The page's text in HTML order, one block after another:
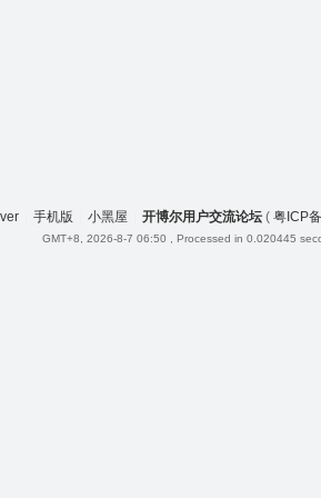
手机版 小黑屋 开博尔用户交流论坛 ( 粤ICP
GMT+8, 2026-8-7 06:50 , Processed in 0.020445